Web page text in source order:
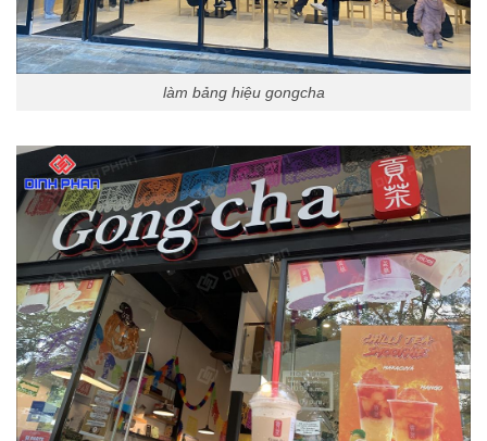
làm bảng hiệu gongcha